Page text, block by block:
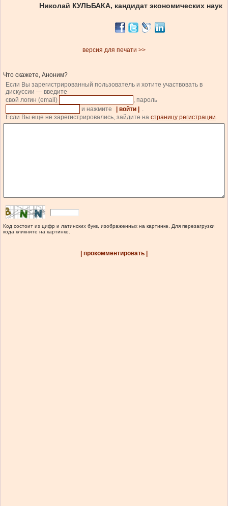
Николай КУЛЬБАКА, кандидат экономических наук
версия для печати >>
Что скажете, Аноним?
Если Вы зарегистрированный пользователь и хотите участвовать в
дискуссии — введите
свой логин (email)
, пароль
и нажмите
| войти |
.
Если Вы еще не зарегистрировались, зайдите на страницу регистрации.
Код состоит из цифр и латинских букв, изображенных на картинке. Для перезагрузки
кода кликните на картинке.
| прокомментировать |